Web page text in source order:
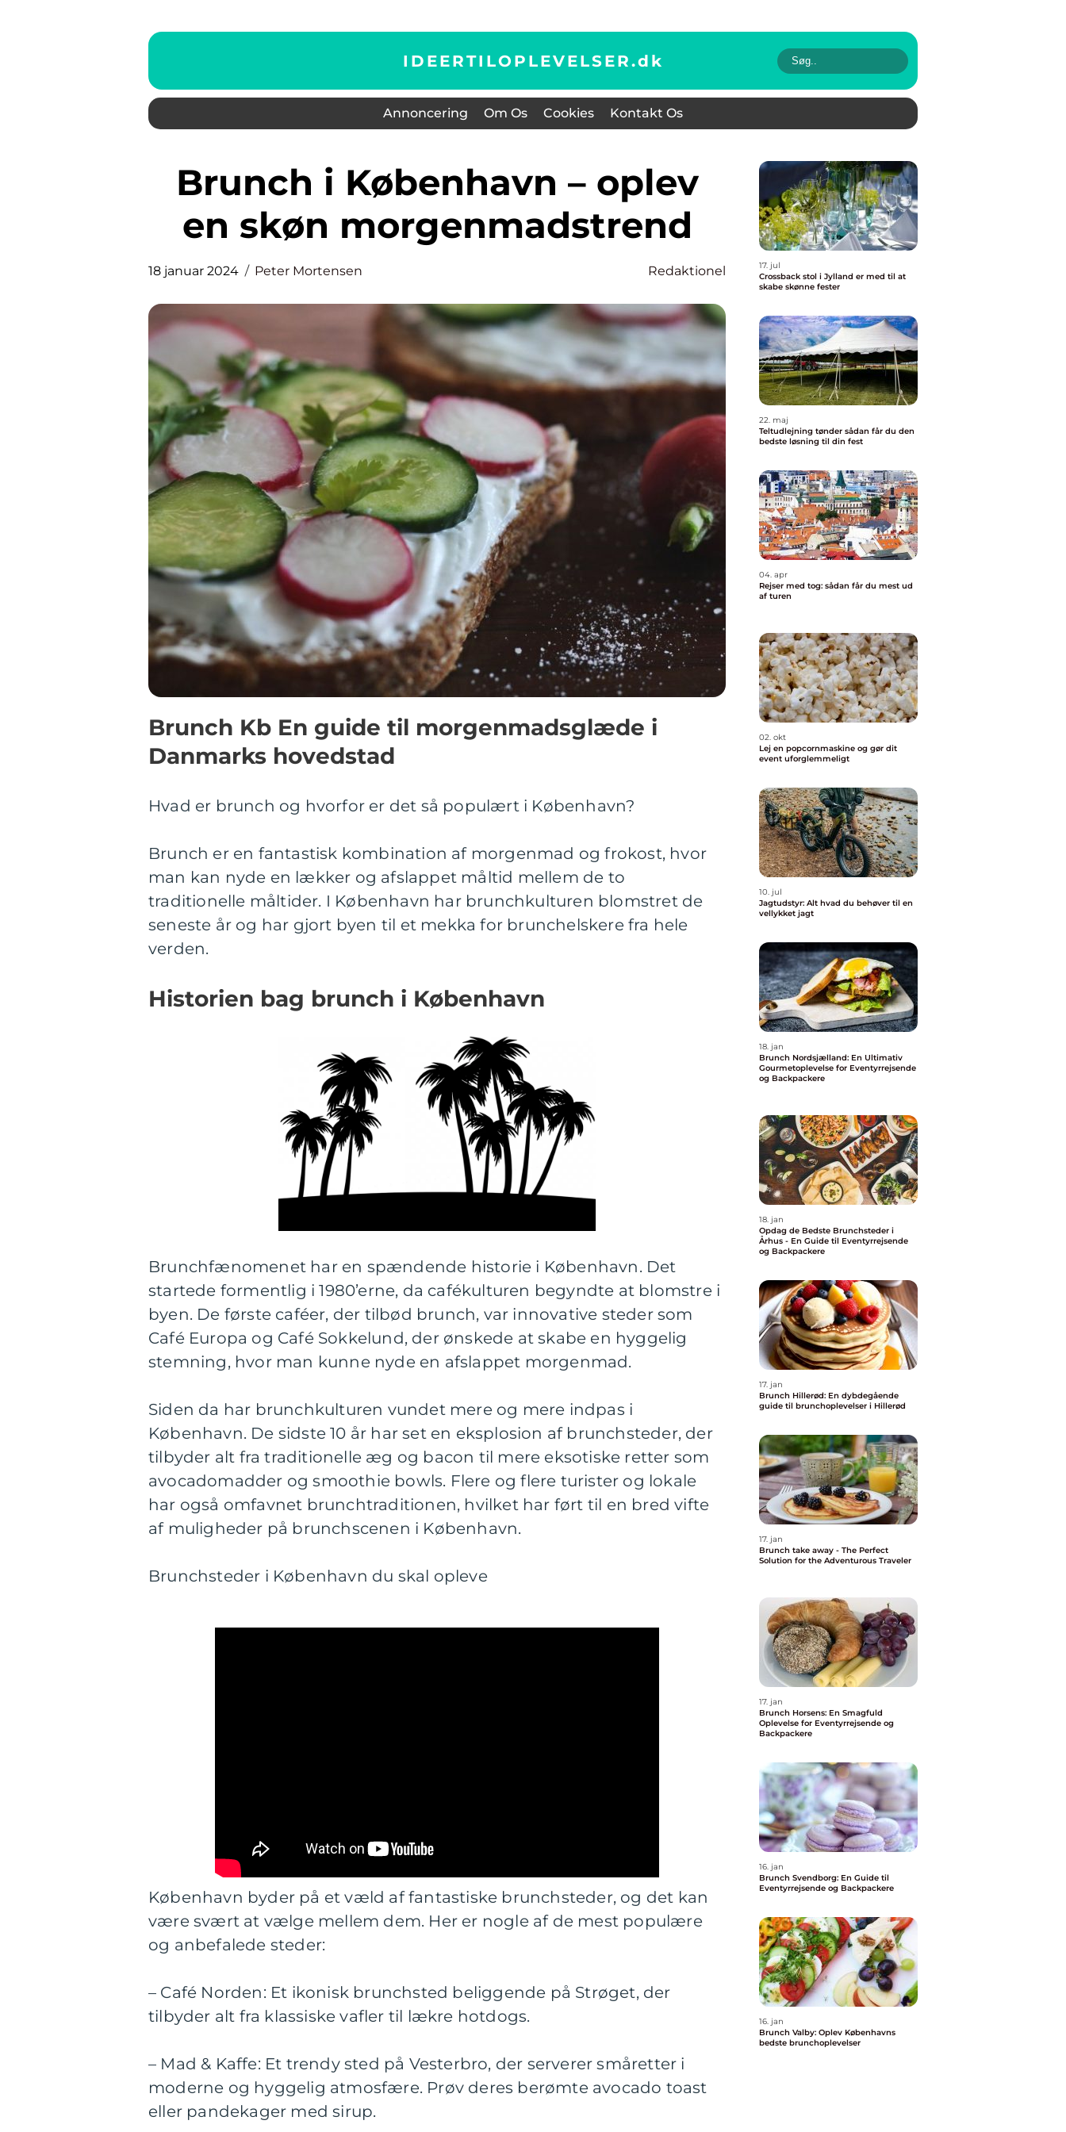
IDEERTILOPLEVELSER.dk
Annoncering Om Os Cookies Kontakt Os
Brunch i København – oplev
en skøn morgenmadstrend
18 januar 2024 Peter Mortensen Redaktionel
Brunch Kb En guide til morgenmadsglæde i
Danmarks hovedstad
Hvad er brunch og hvorfor er det så populært i København?
Brunch er en fantastisk kombination af morgenmad og frokost, hvor
man kan nyde en lækker og afslappet måltid mellem de to
traditionelle måltider. I København har brunchkulturen blomstret de
seneste år og har gjort byen til et mekka for brunchelskere fra hele
verden.
Historien bag brunch i København
Brunchfænomenet har en spændende historie i København. Det
startede formentlig i 1980’erne, da cafékulturen begyndte at blomstre i
byen. De første caféer, der tilbød brunch, var innovative steder som
Café Europa og Café Sokkelund, der ønskede at skabe en hyggelig
stemning, hvor man kunne nyde en afslappet morgenmad.
Siden da har brunchkulturen vundet mere og mere indpas i
København. De sidste 10 år har set en eksplosion af brunchsteder, der
tilbyder alt fra traditionelle æg og bacon til mere eksotiske retter som
avocadomadder og smoothie bowls. Flere og flere turister og lokale
har også omfavnet brunchtraditionen, hvilket har ført til en bred vifte
af muligheder på brunchscenen i København.
Brunchsteder i København du skal opleve
København byder på et væld af fantastiske brunchsteder, og det kan
være svært at vælge mellem dem. Her er nogle af de mest populære
og anbefalede steder:
– Café Norden: Et ikonisk brunchsted beliggende på Strøget, der
tilbyder alt fra klassiske vafler til lækre hotdogs.
– Mad & Kaffe: Et trendy sted på Vesterbro, der serverer småretter i
moderne og hyggelig atmosfære. Prøv deres berømte avocado toast
eller pandekager med sirup.
17. jul
Crossback stol i Jylland er med til at
skabe skønne fester
22. maj
Teltudlejning tønder sådan får du den
bedste løsning til din fest
04. apr
Rejser med tog: sådan får du mest ud
af turen
02. okt
Lej en popcornmaskine og gør dit
event uforglemmeligt
10. jul
Jagtudstyr: Alt hvad du behøver til en
vellykket jagt
18. jan
Brunch Nordsjælland: En Ultimativ
Gourmetoplevelse for Eventyrrejsende
og Backpackere
18. jan
Opdag de Bedste Brunchsteder i
Århus - En Guide til Eventyrrejsende
og Backpackere
17. jan
Brunch Hillerød: En dybdegående
guide til brunchoplevelser i Hillerød
17. jan
Brunch take away - The Perfect
Solution for the Adventurous Traveler
17. jan
Brunch Horsens: En Smagfuld
Oplevelse for Eventyrrejsende og
Backpackere
16. jan
Brunch Svendborg: En Guide til
Eventyrrejsende og Backpackere
16. jan
Brunch Valby: Oplev Københavns
bedste brunchoplevelser